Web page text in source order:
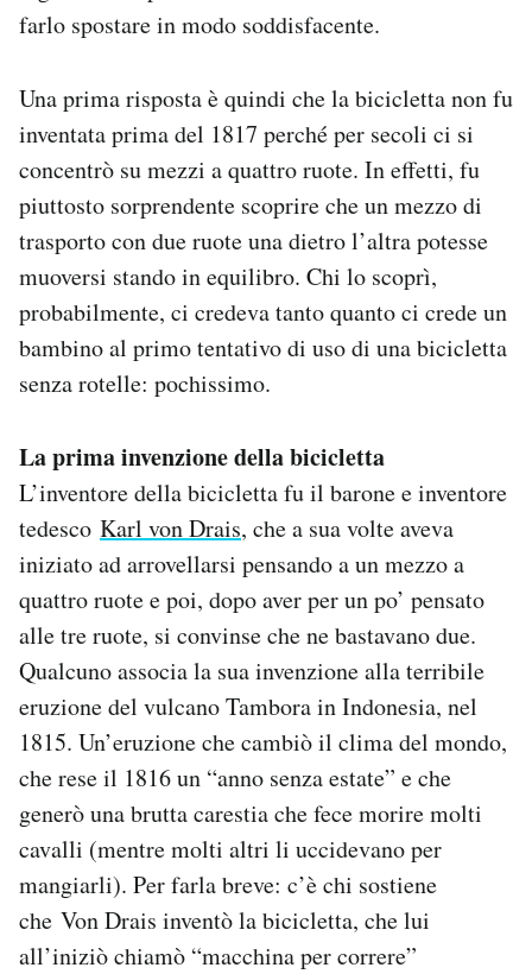
farlo spostare in modo soddisfacente.
Una prima risposta è quindi che la bicicletta non fu
inventata prima del 1817 perché per secoli ci si
concentrò su mezzi a quattro ruote. In effetti, fu
piuttosto sorprendente scoprire che un mezzo di
trasporto con due ruote una dietro l’altra potesse
muoversi stando in equilibro. Chi lo scoprì,
probabilmente, ci credeva tanto quanto ci crede un
bambino al primo tentativo di uso di una bicicletta
senza rotelle: pochissimo.
La prima invenzione della bicicletta
L’inventore della bicicletta fu il barone e inventore
tedesco Karl von Drais, che a sua volte aveva
iniziato ad arrovellarsi pensando a un mezzo a
quattro ruote e poi, dopo aver per un po’ pensato
alle tre ruote, si convinse che ne bastavano due.
Qualcuno associa la sua invenzione alla terribile
eruzione del vulcano Tambora in Indonesia, nel
1815. Un’eruzione che cambiò il clima del mondo,
che rese il 1816 un “anno senza estate” e che
generò una brutta carestia che fece morire molti
cavalli (mentre molti altri li uccidevano per
mangiarli). Per farla breve: c’è chi sostiene
che Von Drais inventò la bicicletta, che lui
all’iniziò chiamò “macchina per correre”